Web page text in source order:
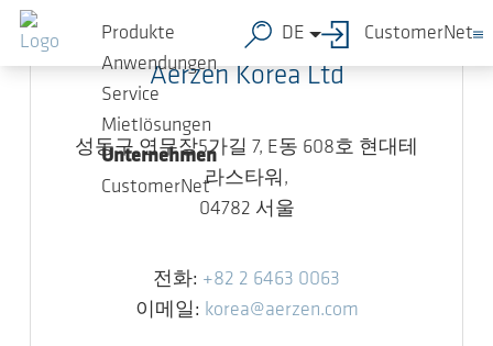
Zum Hauptinhalt springen
Produkte
Anwendungen
Service
Mietlösungen
Unternehmen
CustomerNet
DE CustomerNet
Aerzen Korea Ltd
성동구 연무장5가길 7, E동 608호 현대테
라스타워,
04782 서울
전화: +82 2 6463 0063
이메일: korea@aerzen.com